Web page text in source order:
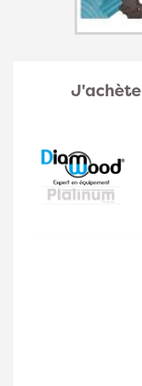
J'achète